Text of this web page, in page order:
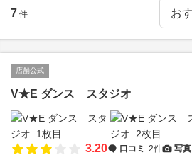
7 件
店舗公式
V★E ダンス スタジオ
3.20 口コミ 2件 写真